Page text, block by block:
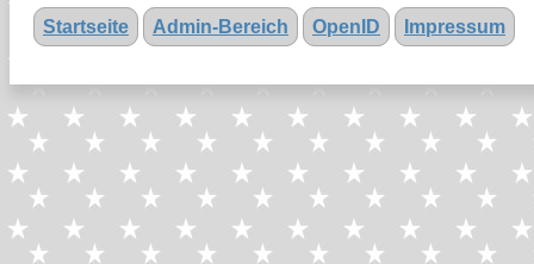
Startseite Admin-Bereich OpenID Impressum